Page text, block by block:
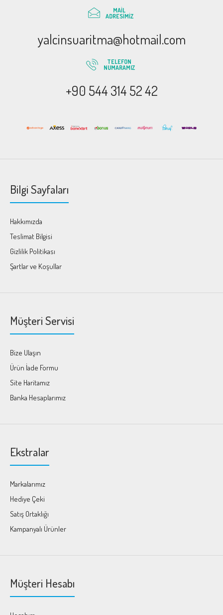
MAIL
ADRESIMIZ
yalcinsuaritma@hotmail.com
TELEFON
NUMARAMIZ
+90 544 314 52 42
Bilgi Sayfaları
Hakkımızda
Teslimat Bilgisi
Gizlilik Politikası
Şartlar ve Koşullar
Müşteri Servisi
Bize Ulaşın
Ürün İade Formu
Site Haritamız
Banka Hesaplarımız
Ekstralar
Markalarımız
Hediye Çeki
Satış Ortaklığı
Kampanyalı Ürünler
Müşteri Hesabı